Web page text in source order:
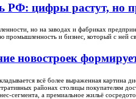
цифры растут, но
но на заводах и фабриках
промышленность и бизнес, который с ней
новостроек
всё более выраженная
районах столицы покупателям
сегмента, а премиальное жильё